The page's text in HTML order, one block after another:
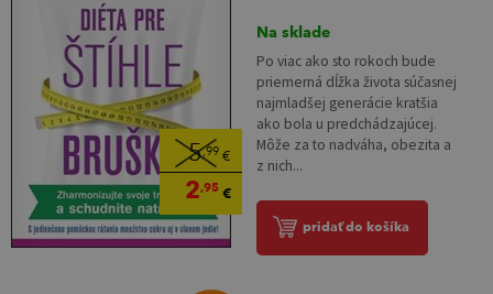
5,99 €
2,95€
Na sklade
Po viac ako sto rokoch bude
priemerná dĺžka života súčasnej
najmladšej generácie kratšia
ako bola u predchádzajúcej.
Môže za to nadváha, obezita a
z nich...
pridať do košíka